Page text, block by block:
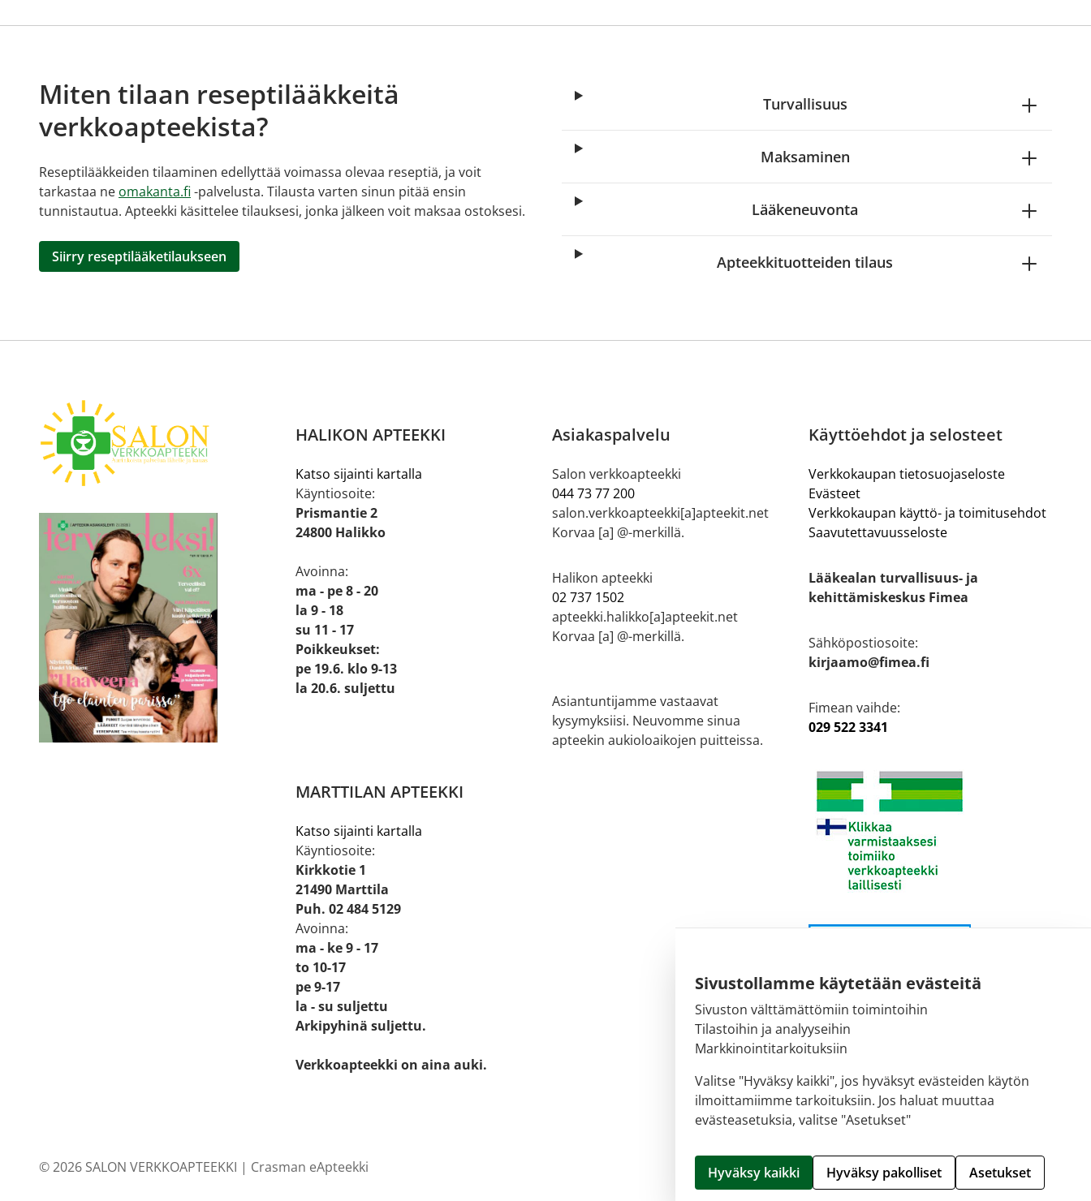
Sivustollamme käytetään evästeitä
Sivuston välttämättömiin toimintoihin
Tilastoihin ja analyyseihin
Markkinointitarkoituksiin
Valitse "Hyväksy kaikki", jos hyväksyt evästeiden käytön
ilmoittamiimme tarkoituksiin. Jos haluat muuttaa
evästeasetuksia, valitse "Asetukset"
Hyväksy kaikki Hyväksy pakolliset Asetukset
Miten tilaan reseptilääkkeitä
verkkoapteekista?
Reseptilääkkeiden tilaaminen edellyttää voimassa olevaa reseptiä, ja voit
tarkastaa ne omakanta.fi -palvelusta. Tilausta varten sinun pitää ensin
tunnistautua. Apteekki käsittelee tilauksesi, jonka jälkeen voit maksaa ostoksesi.
Siirry reseptilääketilaukseen
Turvallisuus
Maksaminen
Lääkeneuvonta
Apteekkituotteiden tilaus
HALIKON APTEEKKI
Katso sijainti kartalla
Käyntiosoite:
Prismantie 2
24800 Halikko
Avoinna:
ma - pe 8 - 20
la 9 - 18
su 11 - 17
Poikkeukset:
pe 19.6. klo 9-13
la 20.6. suljettu
MARTTILAN APTEEKKI
Katso sijainti kartalla
Käyntiosoite:
Kirkkotie 1
21490 Marttila
Puh. 02 484 5129
Avoinna:
ma - ke 9 - 17
to 10-17
pe 9-17
la - su suljettu
Arkipyhinä suljettu.
Verkkoapteekki on aina auki.
Asiakaspalvelu
Salon verkkoapteekki
044 73 77 200
salon.verkkoapteekki[a]apteekit.net
Korvaa [a] @-merkillä.
Halikon apteekki
02 737 1502
apteekki.halikko[a]apteekit.net
Korvaa [a] @-merkillä.
Asiantuntijamme vastaavat
kysymyksiisi. Neuvomme sinua
apteekin aukioloaikojen puitteissa.
Käyttöehdot ja selosteet
Verkkokaupan tietosuojaseloste
Evästeet
Verkkokaupan käyttö- ja toimitusehdot
Saavutettavuusseloste
Lääkealan turvallisuus- ja
kehittämiskeskus Fimea
Sähköpostiosoite:
kirjaamo@fimea.fi
Fimean vaihde:
029 522 3341
© 2026 SALON VERKKOAPTEEKKI | Crasman eApteekki Hallitse evästeitä